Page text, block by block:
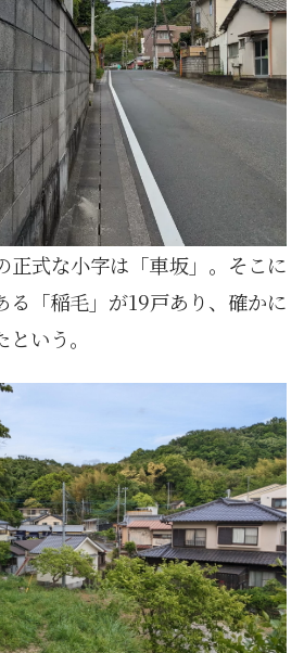
正式な小字は「車坂」。そこに
る「稲毛」が19戸あり、確かに
いう。